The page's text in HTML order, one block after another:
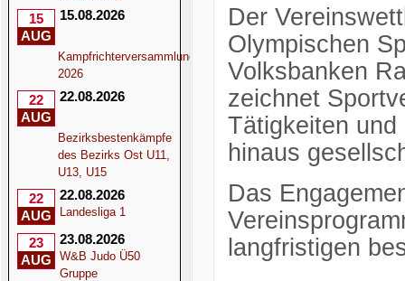
15
AUG
15.08.2026
Kampfrichterversammlung
2026
22
AUG
22.08.2026
Bezirksbestenkämpfe
des Bezirks Ost U11,
U13, U15
22
AUG
22.08.2026
Landesliga 1
23
AUG
23.08.2026
W&B Judo Ü50
Gruppe
Der
Olympischen
Volksbanken
zeichnet
Tätigkeiten
hinaus
Das
langfristigen